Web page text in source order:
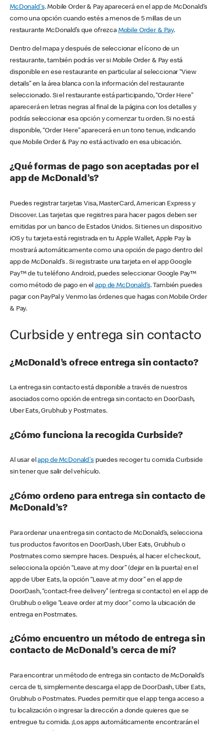
McDonald's. Mobile Order & Pay aparecerá en el app de McDonald’s
como una opción cuando estés a menos de 5 millas de un
restaurante McDonald’s que ofrezca Mobile Order & Pay.
Dentro del mapa y después de seleccionar el ícono de un
restaurante, también podrás ver si Mobile Order & Pay está
disponible en ese restaurante en particular al seleccionar “View
details” en la área blanca con la información del restaurante
seleccionado. Si el restaurante está participando, “Order Here”
aparecerá en letras negras al final de la página con los detalles y
podrás seleccionar esa opción y comenzar tu orden. Si no está
disponible, “Order Here” aparecerá en un tono tenue, indicando
que Mobile Order & Pay no está activado en esa ubicación.
¿Qué formas de pago son aceptadas por el
app de McDonald’s?
Puedes registrar tarjetas Visa, MasterCard, American Express y
Discover. Las tarjetas que registres para hacer pagos deben ser
emitidas por un banco de Estados Unidos. Si tienes un dispositivo
iOS y tu tarjeta está registrada en tu Apple Wallet, Apple Pay la
mostrará automáticamente como una opción de pago dentro del
app de McDonald’s . Si registraste una tarjeta en el app Google
Pay™ de tu teléfono Android, puedes seleccionar Google Pay™
como método de pago en elapp de McDonald’s. También puedes
pagar con PayPal y Venmo las órdenes que hagas con Mobile Order
& Pay.
Curbside y entrega sin contacto
¿McDonald’s ofrece entrega sin contacto?
La entrega sin contacto está disponible a través de nuestros
asociados como opción de entrega sin contacto en DoorDash,
Uber Eats, Grubhub y Postmates.
¿Cómo funciona la recogida Curbside?
Al usar elapp de McDonald'spuedes recoger tu comida Curbside
sin tener que salir del vehículo.
¿Cómo ordeno para entrega sin contacto de
McDonald’s?
Para ordenar una entrega sin contacto de McDonald’s, selecciona
tus productos favoritos en DoorDash, Uber Eats, Grubhub o
Postmates como siempre haces. Después, al hacer el checkout,
selecciona la opción “Leave at my door” (dejar en la puerta) en el
app de Uber Eats, la opción “Leave at my door” en el app de
DoorDash, “contact-free delivery” (entrega si contacto) en el app de
Grubhub o elige “Leave order at my door” como la ubicación de
entrega en Postmates.
¿Cómo encuentro un método de entrega sin
contacto de McDonald’s cerca de mí?
Para encontrar un método de entrega sin contacto de McDonald’s
cerca de ti, simplemente descarga el app de DoorDash, Uber Eats,
Grubhub o Postmates. Puedes permitir que el app tenga acceso a
tu localización o ingresar la dirección a donde quieres que se
entregue tu comida. ¡Los apps automáticamente encontrarán el